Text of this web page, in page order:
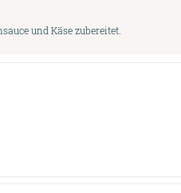
und Käse zubereitet.